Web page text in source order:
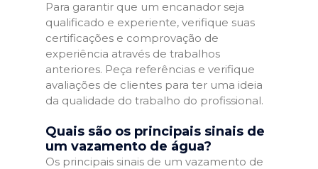
Para garantir que um encanador seja
qualificado e experiente, verifique suas
certificações e comprovação de
experiência através de trabalhos
anteriores. Peça referências e verifique
avaliações de clientes para ter uma ideia
da qualidade do trabalho do profissional.
Quais são os principais sinais de
um vazamento de água?
Os principais sinais de um vazamento de